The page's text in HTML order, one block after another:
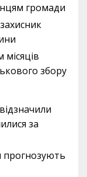
громади
збору
за
прогнозують